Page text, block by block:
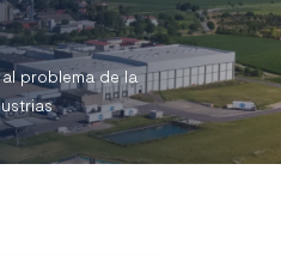
problema de la
misión